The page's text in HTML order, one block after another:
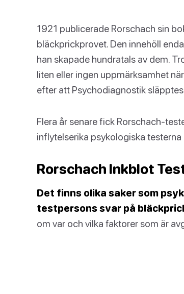
1921 publicerade Rorschach sin
bläckprickprovet. Den innehöll
han skapade hundratals av dem.
liten eller ingen uppmärksamhet
efter att Psychodiagnostik
Flera år senare fick Rorschach-
inflytelserika psykologiska
Rorschach Inkblot
Det finns olika saker som
testpersons svar på
om var och vilka faktorer som är